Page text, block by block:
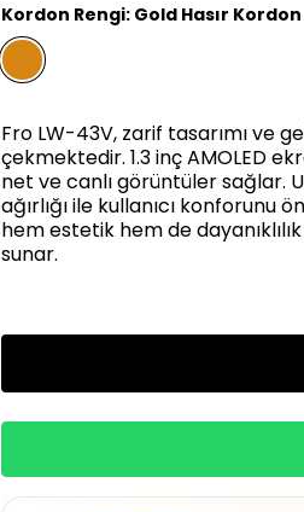
Kordon Rengi: Gold Hasır Kordon
Fro LW-43V, zarif tasarımı ve
çekmektedir. 1.3 inç AMOLED
net ve canlı görüntüler sağlar.
ağırlığı ile kullanıcı konforunu
hem estetik hem de
sunar.